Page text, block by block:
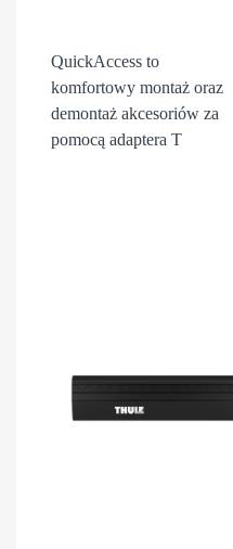
QuickAccess to
komfortowy montaż oraz
demontaż akcesoriów za
pomocą adaptera T